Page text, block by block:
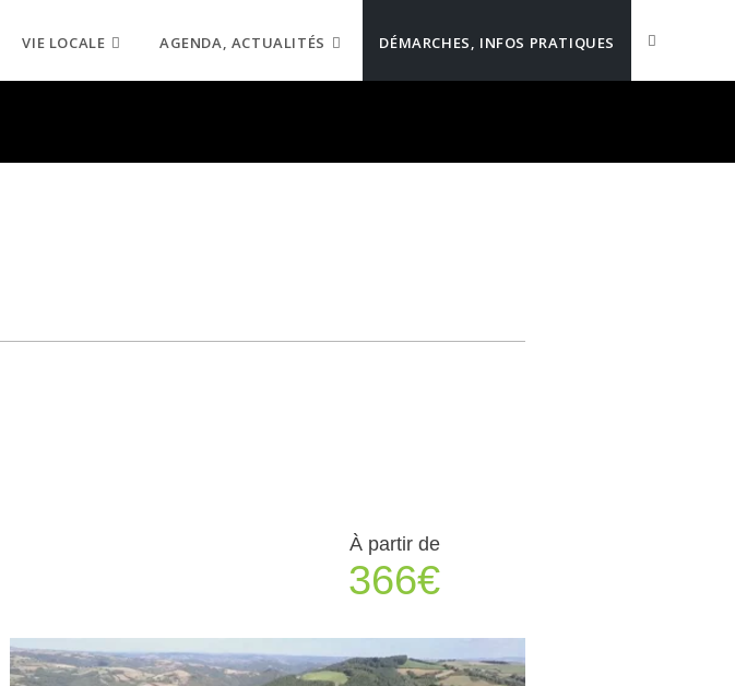
VIE LOCALE AGENDA, ACTUALITÉS DÉMARCHES, INFOS PRATIQUES
À partir de
366€